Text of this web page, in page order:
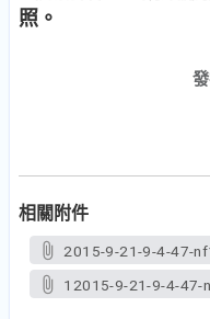
照。
相關附件
2015-9-21-9-4-47-
12015-9-21-9-4-47-